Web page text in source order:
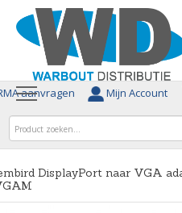
aanvragen Mijn Account
DisplayPort naar VGA